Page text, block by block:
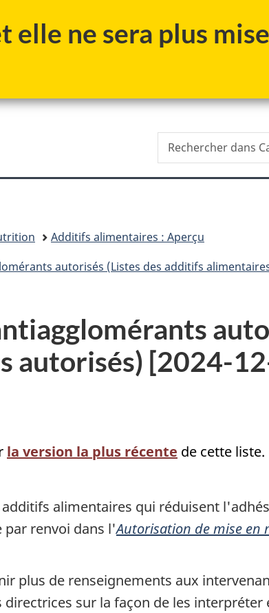
au
à
du
à
simplifiée
elle ne sera plus
Rechercher
dans
Additifs alimentaires : Aperçu
autorisés (Listes des additifs
autorisés) [2024-
la version la plus récente de cette liste.
additifs alimentaires qui réduisent
par renvoi dans l'Autorisation de mise en
plus de renseignements aux
sur la façon de les interpréter